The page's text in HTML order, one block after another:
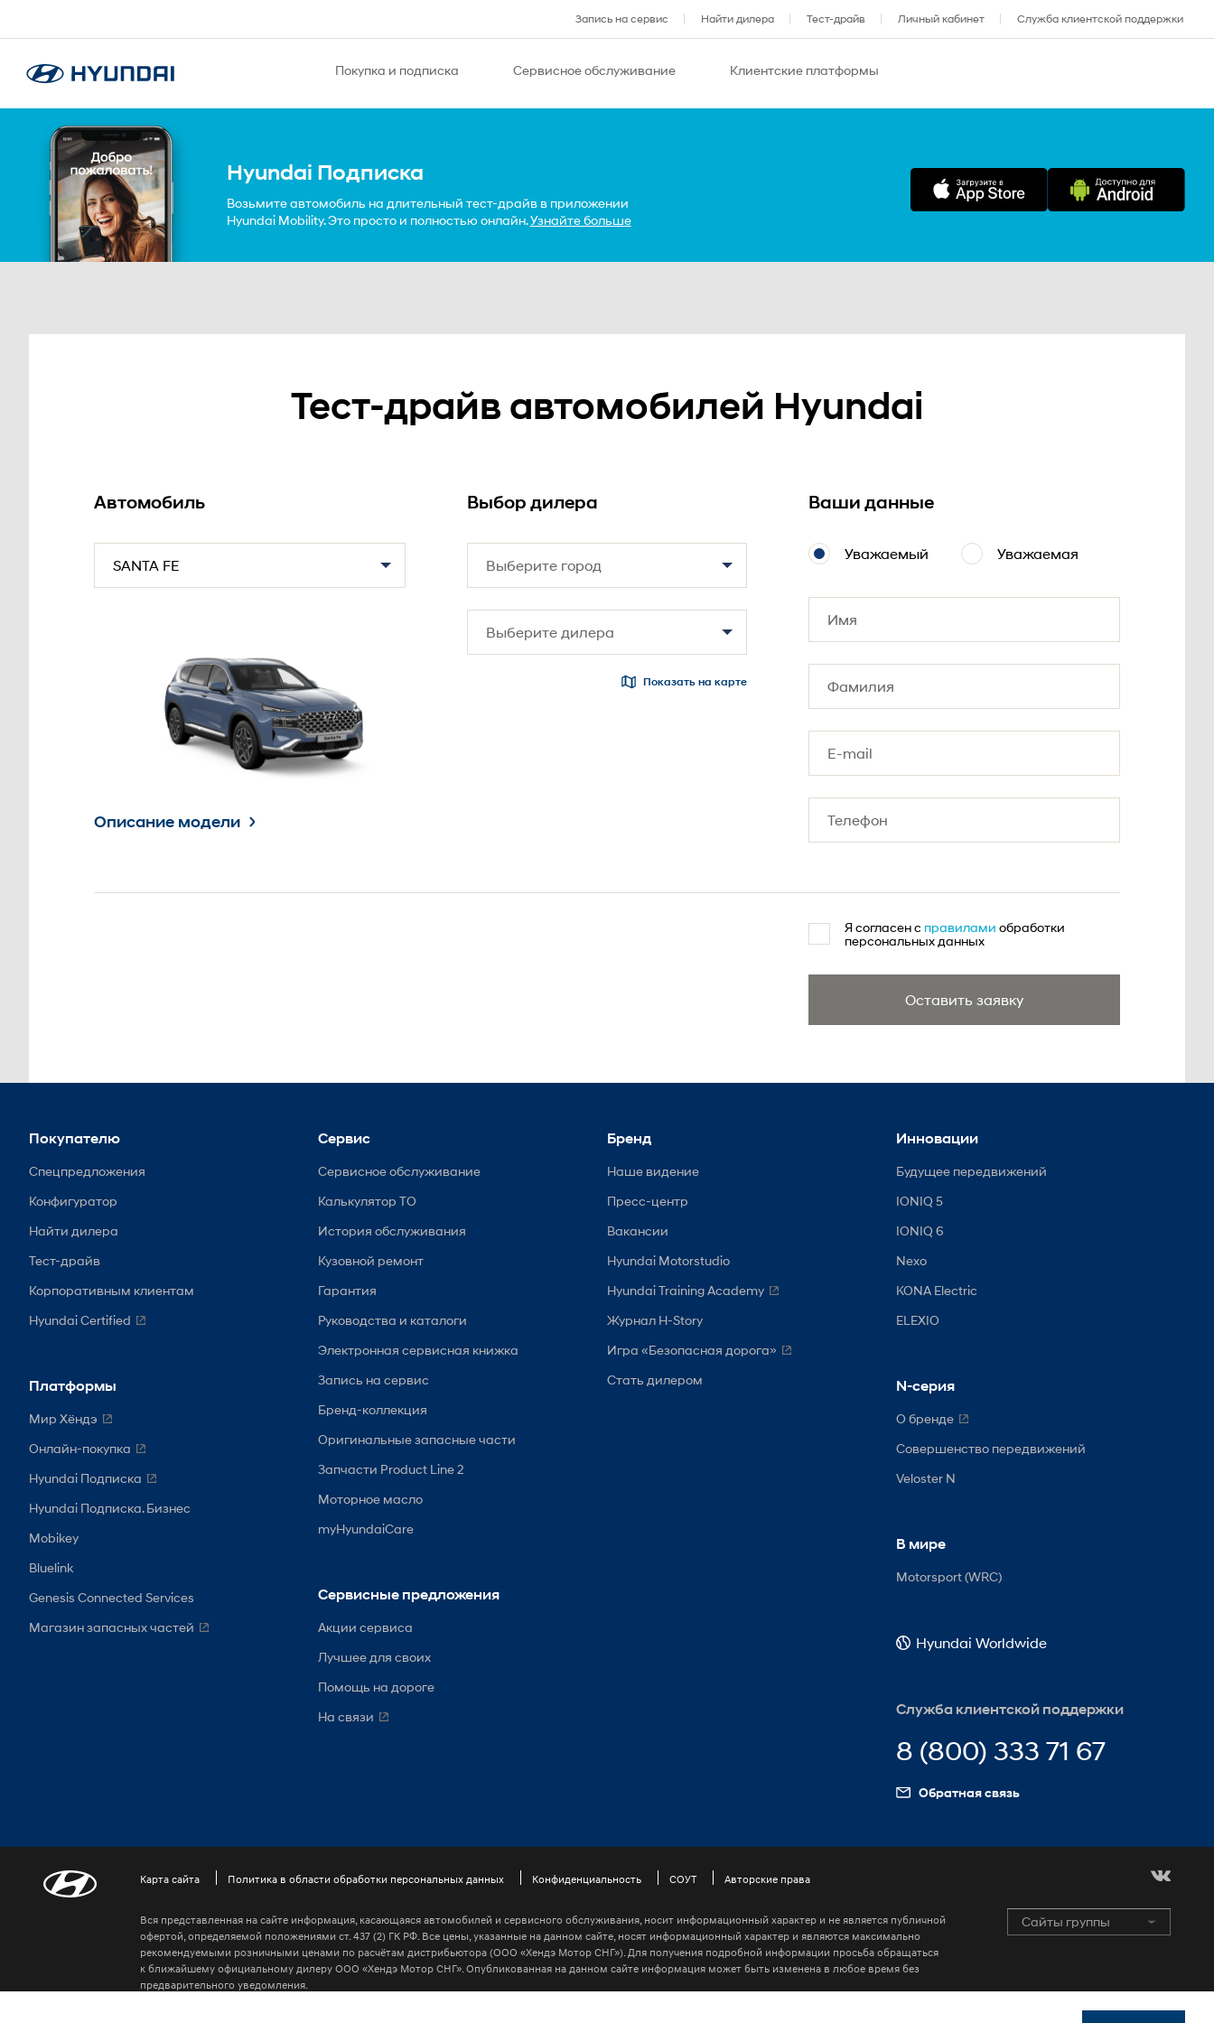
Запись на сервис Найти дилера Тест-драйв Личный кабинет Служба клиентской поддержки
Покупка и подписка Сервисное обслуживание Клиентские платформы
Hyundai Подписка
Возьмите автомобиль на длительный тест-драйв в приложении
Hyundai Mobility. Это просто и полностью онлайн.Узнайте больше
Тест-драйв автомобилей Hyundai
Автомобиль
SANTA FE
Описание модели
Выбор дилера
Показать на карте
Ваши данные
Уважаемый Уважаемая
Я согласен с правилами обработки
персональных данных
Оставить заявку
Покупателю
Спецпредложения
Конфигуратор
Найти дилера
Тест-драйв
Корпоративным клиентам
Hyundai Certified
Платформы
Мир Хёндэ
Онлайн-покупка
Hyundai Подписка
Hyundai Подписка. Бизнес
Mobikey
Bluelink
Genesis Connected Services
Магазин запасных частей
Сервис
Сервисное обслуживание
Калькулятор ТО
История обслуживания
Кузовной ремонт
Гарантия
Руководства и каталоги
Электронная сервисная книжка
Запись на сервис
Бренд-коллекция
Оригинальные запасные части
Запчасти Product Line 2
Моторное масло
myHyundaiCare
Сервисные предложения
Акции сервиса
Лучшее для своих
Помощь на дороге
На связи
Бренд
Наше видение
Пресс-центр
Вакансии
Hyundai Motorstudio
Hyundai Training Academy
Журнал H-Story
Игра «Безопасная дорога»
Стать дилером
Инновации
Будущее передвижений
IONIQ 5
IONIQ 6
Nexo
KONA Electric
ELEXIO
N-серия
О бренде
Совершенство передвижений
Veloster N
В мире
Motorsport (WRC)
Hyundai Worldwide
Служба клиентской поддержки
8 (800) 333 71 67
Обратная связь
Карта сайта Политика в области обработки персональных данных Конфиденциальность СОУТ Авторские права
Вся представленная на сайте информация, касающаяся автомобилей и сервисного обслуживания, носит информационный характер и не является публичной
офертой, определяемой положениями ст. 437 (2) ГК РФ. Все цены, указанные на данном сайте, носят информационный характер и являются максимально
рекомендуемыми розничными ценами по расчётам дистрибьютора (ООО «Хендэ Мотор СНГ»). Для получения подробной информации просьба обращаться
к ближайшему официальному дилеру ООО «Хендэ Мотор СНГ». Опубликованная на данном сайте информация может быть изменена в любое время без
предварительного уведомления.
Сайты группы
Hyundai Motor Group
Kids Hyundai